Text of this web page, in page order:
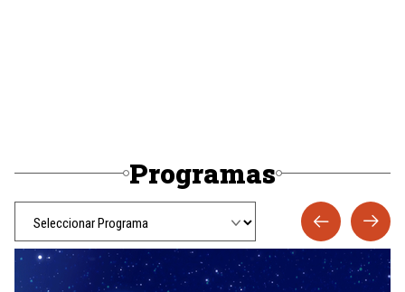
Programas